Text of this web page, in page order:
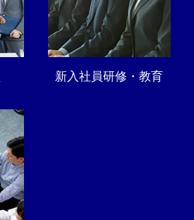
新入社員研修・教育